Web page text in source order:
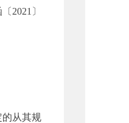
2021〕
从其规